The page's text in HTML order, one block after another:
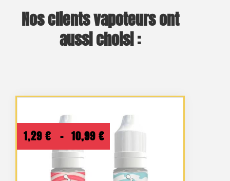
Nos clients vapoteurs ont
aussi choisi :
1,29 € – 10,99 €
Plage
de
prix :